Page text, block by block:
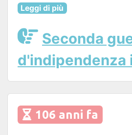
Leggi di più
Seconda
d'indipendenza
106 anni fa